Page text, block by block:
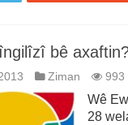
bê
Ziman 993
Wê
28